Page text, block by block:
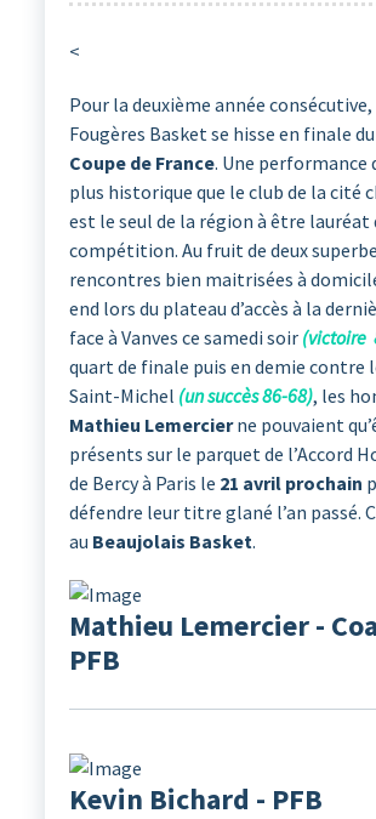
<
Pour la deuxième année consécutive,
Fougères Basket se hisse en finale du
Coupe de France. Une performance
plus historique que le club de la cité
est le seul de la région à être lauréat
compétition. Au fruit de deux
rencontres bien maitrisées à
end lors du plateau d’accès à la
face à Vanves ce samedi soir (victoire
quart de finale puis en demie contre
Saint-Michel (un succès 86-68), les
Mathieu Lemercierne pouvaient
présents sur le parquet de l’Accord
de Bercy à Paris le 21 avril prochain
défendre leur titre glané l’an passé.
au Beaujolais Basket.
Mathieu Lemercier -
PFB
Kevin Bichard - PFB